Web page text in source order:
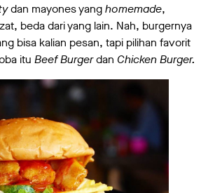
dan mayones yanghomemade,
beda dari yang lain. Nah, burgernya
bisa kalian pesan, tapi pilihan favorit
itu Beef Burgerdan Chicken Burger.